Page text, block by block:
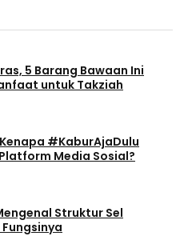
5 Barang Bawaan Ini
untuk Takziah
#KaburAjaDulu
Media Sosial?
Struktur Sel